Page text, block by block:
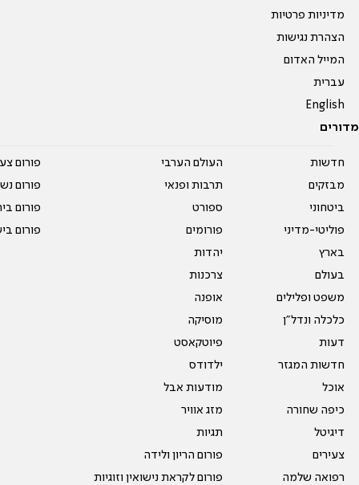
מדיניות פרטיות
הצהרת נגישות
המייל האדום
עברית
English
מדורים
חדשות
מבזקים
ביטחוני
פוליטי-מדיני
בארץ
בעולם
משפט ופלילים
כלכלה ונדל"ן
דעות
חדשות המגזר
אוכל
כיפה שחורה
דיגיטל
צעירים
רפואה שלמה
העולם הערבי
תרבות ופנאי
ספורט
פורומים
יהדות
צרכנות
אופנה
מוסיקה
פיוטקאסט
ילדודס
מודעות אבל
מזג אוויר
תגיות
פורום הריון ולידה
פורום לקראת נישואין וזוגיות
פורום
פורום
פורום
פורום